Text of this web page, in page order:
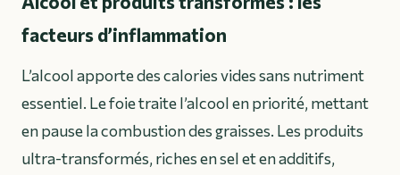
facteurs d’inflammation
L’alcool apporte des calories vides sans nutriment
essentiel. Le foie traite l’alcool en priorité, mettant
en pause la combustion des graisses. Les produits
ultra-transformés, riches en sel et en additifs,